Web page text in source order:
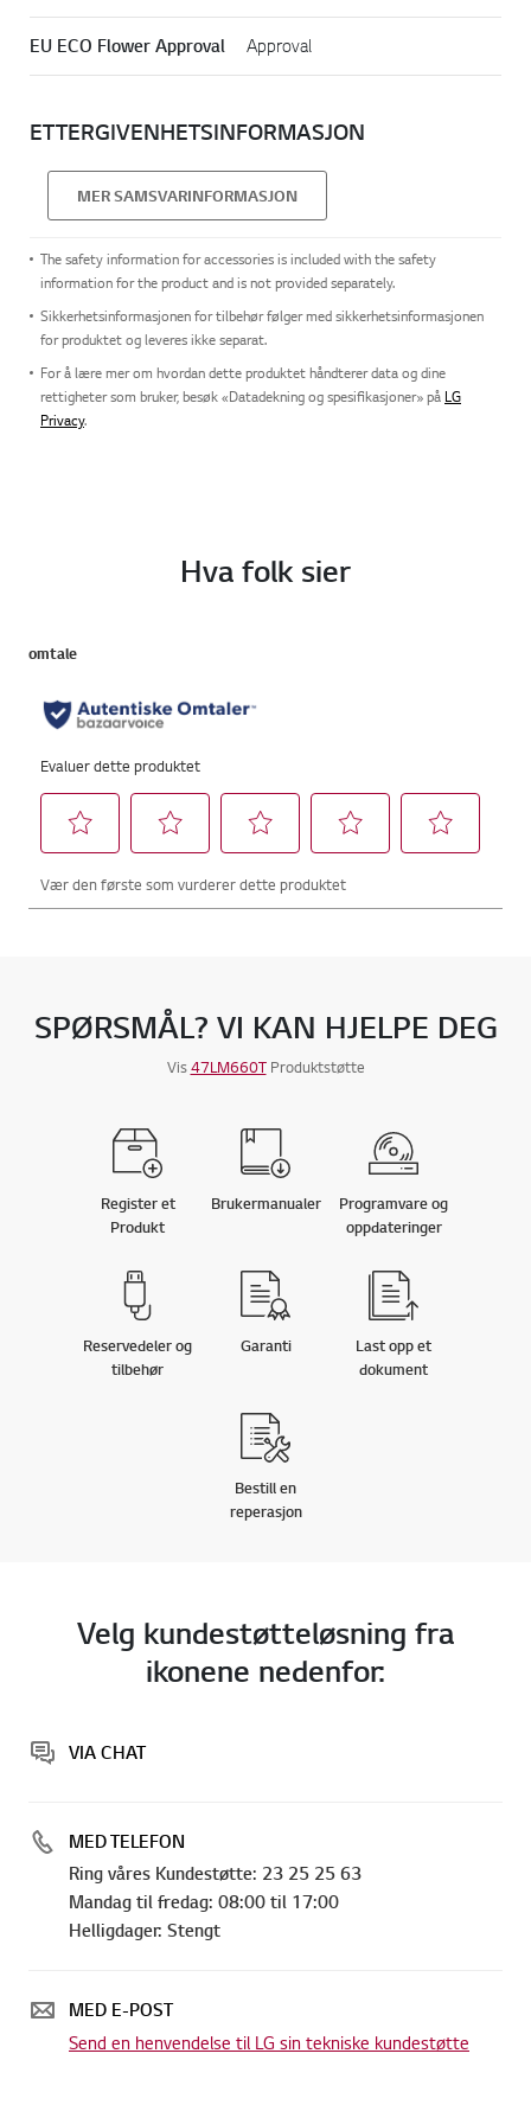
EU ECO Flower Approval Approval
ETTERGIVENHETSINFORMASJON
MER SAMSVARINFORMASJON
The safety information for accessories is included with the safety
information for the product and is not provided separately.
Sikkerhetsinformasjonen for tilbehør følger med sikkerhetsinformasjonen
for produktet og leveres ikke separat.
For å lære mer om hvordan dette produktet håndterer data og dine
rettigheter som bruker, besøk «Datadekning og spesifikasjoner» på LG
Privacy.
Hva folk sier
SPØRSMÅL? VI KAN HJELPE DEG
Vis47LM660TProduktstøtte
Register et
Produkt
Brukermanualer
Programvare og
oppdateringer
Reservedeler og
tilbehør
Garanti
Last opp et
dokument
Bestill en
reperasjon
Velg kundestøtteløsning fra
ikonene nedenfor:
VIA CHAT
MED TELEFON
Ring våres Kundestøtte: 23 25 25 63
Mandag til fredag: 08:00 til 17:00
Helligdager: Stengt
MED E-POST
Send en henvendelse til LG sin tekniske kundestøtte